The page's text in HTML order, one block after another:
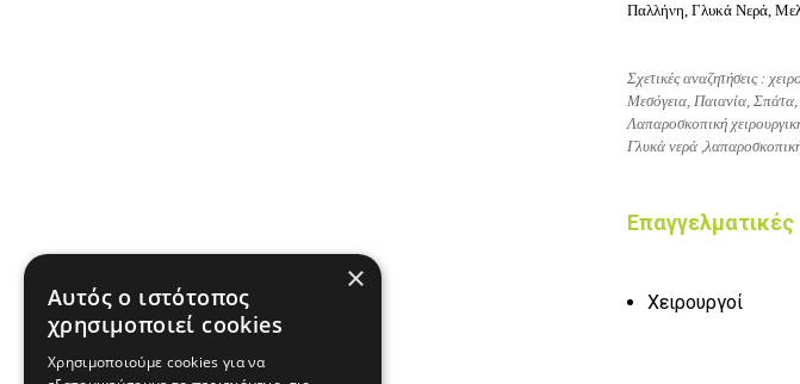
Παλλήνη, Γλυκά Νερά,
Σχετικές αναζητήσεις :
Μεσόγεια, Παιανία, Σπάτα,
Λαπαροσκοπική
Γλυκά νερά ,
Επαγγελματικές
Χειρουργοί
×
Αυτός ο ιστότοπος
χρησιμοποιεί cookies
Χρησιμοποιούμε cookies για να